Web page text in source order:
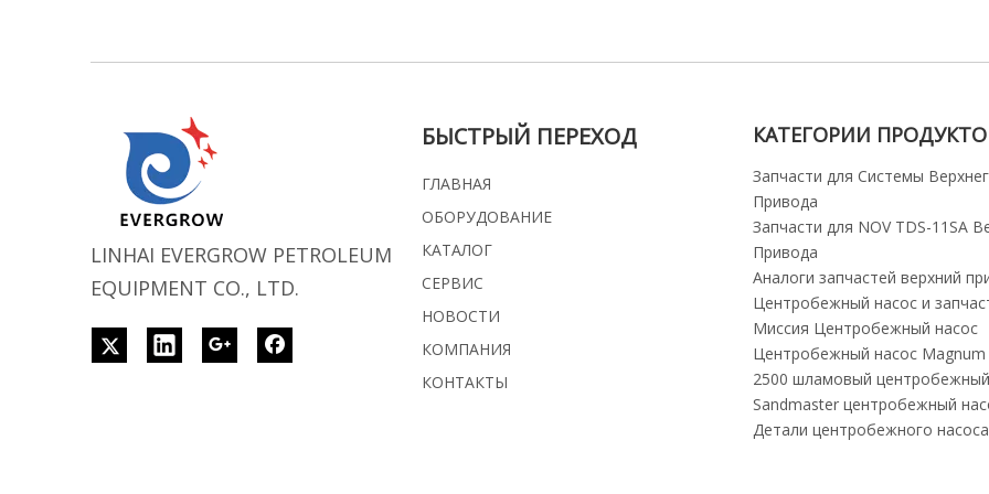
LINHAI EVERGROW PETROLEUM
EQUIPMENT CO., LTD.
БЫСТРЫЙ ПЕРЕХОД
ГЛАВНАЯ
ОБОРУДОВАНИЕ
КАТАЛОГ
СЕРВИС
НОВОСТИ
КОМПАНИЯ
КОНТАКТЫ
КАТЕГОРИИ
Запчасти для Системы
Привода
Запчасти для NOV TDS-11SA
Привода
Аналоги запчастей верхний
Центробежный насос и
Миссия Центробежный насос
Центробежный насос Magnum
2500 шламовый
Sandmaster центробежный
Детали центробежного насоса